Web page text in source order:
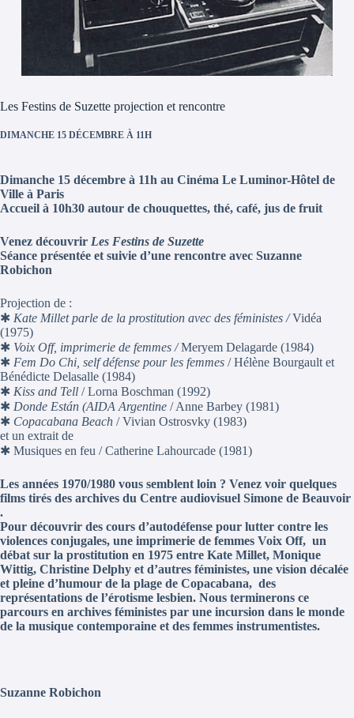
Les Festins de Suzette projection et rencontre
DIMANCHE 15 DÉCEMBRE À 11H
Dimanche 15 décembre à 11h au Cinéma Le Luminor-Hôtel de
Ville à Paris
Accueil à 10h30 autour de chouquettes, thé, café, jus de fruit
Venez découvrir Les Festins de Suzette
Séance présentée et suivie d’une rencontre avec Suzanne
Robichon
Projection de :
✱ Kate Millet parle de la prostitution avec des féministes /Vidéa
(1975)
✱ Voix Off, imprimerie de femmes /Meryem Delagarde (1984)
✱ Fem Do Chi, self défense pour les femmes / Hélène Bourgault et
Bénédicte Delasalle (1984)
✱ Kiss and Tell / Lorna Boschman (1992)
✱ Donde Están (AIDA Argentine / Anne Barbey (1981)
✱ Copacabana Beach / Vivian Ostrosvky (1983)
et un extrait de
✱ Musiques en feu / Catherine Lahourcade (1981)
Les années 1970/1980 vous semblent loin ? Venez voir quelques
films tirés des archives du Centre audiovisuel Simone de Beauvoir
.
Pour découvrir des cours d’autodéfense pour lutter contre les
violences conjugales, une imprimerie de femmes Voix Off, un
débat sur la prostitution en 1975 entre Kate Millet, Monique
Wittig, Christine Delphy et d’autres féministes, une vision décalée
et pleine d’humour de la plage de Copacabana, des
représentations de l’érotisme lesbien. Nous terminerons ce
parcours en archives féministes par une incursion dans le monde
de la musique contemporaine et des femmes instrumentistes.
Suzanne Robichon